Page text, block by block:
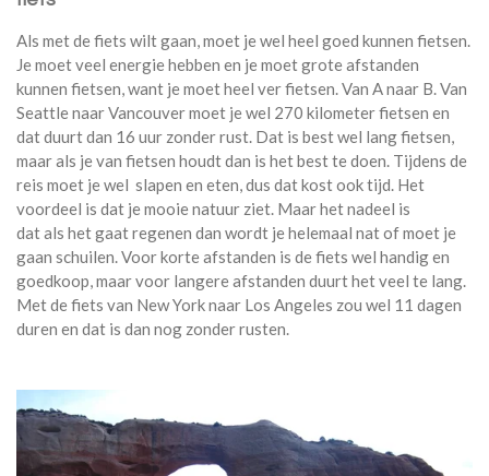
Als met de fiets wilt gaan, moet je wel heel goed kunnen fietsen.
Je moet veel energie hebben en je moet grote afstanden
kunnen fietsen, want je moet heel ver fietsen. Van A naar B. Van
Seattle naar Vancouver moet je wel 270 kilometer fietsen en
dat duurt dan 16 uur zonder rust. Dat is best wel lang fietsen,
maar als je van fietsen houdt dan is het best te doen. Tijdens de
reis moet je wel slapen en eten, dus dat kost ook tijd. Het
voordeel is dat je mooie natuur ziet. Maar het nadeel is
dat als het gaat regenen dan wordt je helemaal nat of moet je
gaan schuilen. Voor korte afstanden is de fiets wel handig en
goedkoop, maar voor langere afstanden duurt het veel te lang.
Met de fiets van New York naar Los Angeles zou wel 11 dagen
duren en dat is dan nog zonder rusten.